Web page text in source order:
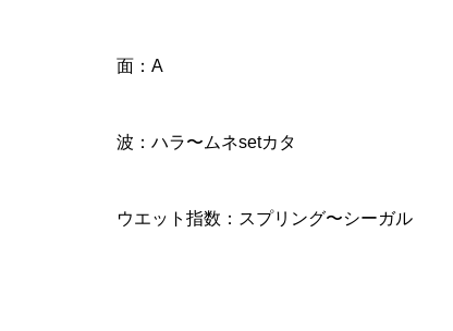
面：A
波：ハラ〜ムネsetカタ
ウエット指数：スプリング〜シーガル